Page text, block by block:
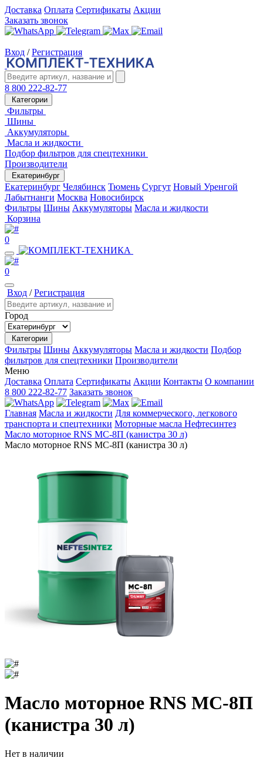
Доставка Оплата Сертификаты Акции
Заказать звонок
Вход / Регистрация
8 800 222-82-77
Категории
Фильтры
Шины
Аккумуляторы
Масла и жидкости
Подбор фильтров для спецтехники
Производители
Екатеринбург
Екатеринбург Челябинск Тюмень Сургут Новый Уренгой
Лабытнанги Москва Новосибирск
Фильтры Шины Аккумуляторы Масла и жидкости
Корзина
0
0
Вход /Регистрация
Город
Категории
Фильтры Шины Аккумуляторы Масла и жидкости Подбор
фильтров для спецтехники Производители
Меню
Доставка Оплата Сертификаты Акции Контакты О компании
8 800 222-82-77 Заказать звонок
Главная Масла и жидкости Для коммерческого, легкового
транспорта и спецтехники Моторные масла Нефтесинтез
Масло моторное RNS МС-8П (канистра 30 л)
Масло моторное RNS МС-8П (канистра 30 л)
Масло моторное RNS МС-8П
(канистра 30 л)
Нет в наличии